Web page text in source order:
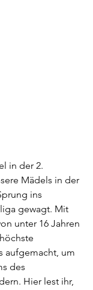
in der 2.
Mädels in der
ins
gewagt. Mit
unter 16 Jahren
aufgemacht, um
des
Hier lest ihr,